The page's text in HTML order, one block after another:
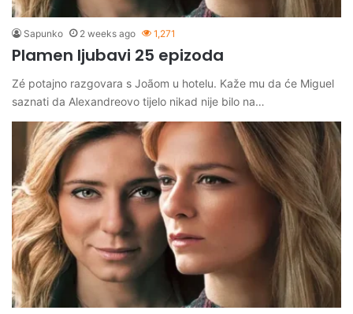
Sapunko 2 weeks ago 1,271
Plamen ljubavi 25 epizoda
Zé potajno razgovara s Joãom u hotelu. Kaže mu da će Miguel
saznati da Alexandreovo tijelo nikad nije bilo na…